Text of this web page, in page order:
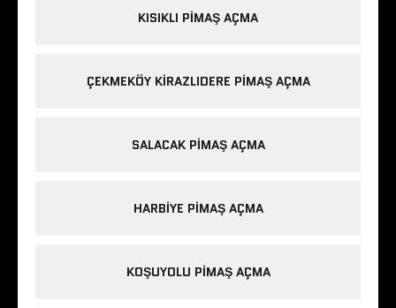
KISIKLI PIMAŞ AÇMA
ÇEKMEKÖY KIRAZLIDERE PIMAŞ AÇMA
SALACAK PIMAŞ AÇMA
HARBIYE PIMAŞ AÇMA
KOŞUYOLU PIMAŞ AÇMA